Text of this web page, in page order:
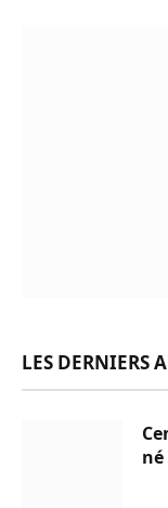
LES DERNIERS